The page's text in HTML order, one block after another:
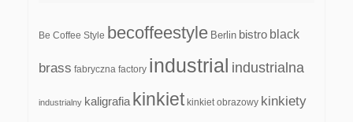
Be Coffee Style becoffeestyle Berlin bistro black
brass fabryczna factory industrial industrialna
industrialny kaligrafia kinkiet kinkiet obrazowy kinkiety